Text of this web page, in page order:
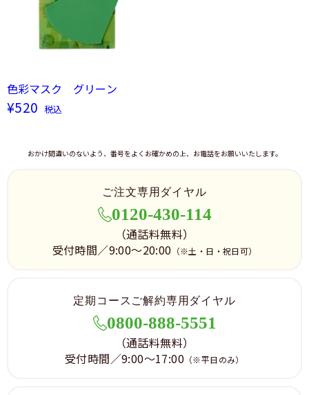
色彩マスク グリーン
¥520 税込
おかけ間違いのないよう、番号をよくお確かめの上、お電話をお願いいたします。
ご注文専用ダイヤル
0120-430-114
（通話料無料）
受付時間／9:00～20:00 （※土・日・祝日可）
定期コースご解約専用ダイヤル
0800-888-5551
（通話料無料）
受付時間／9:00～17:00 （※平日のみ）